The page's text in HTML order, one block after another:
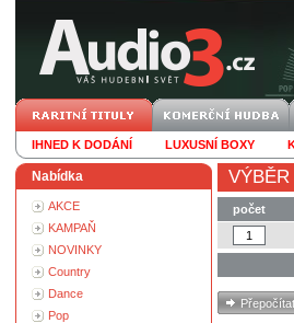
IHNED K DODÁNÍ LUXUSNÍ BOXY
Nabídka
AKCE
KAMPAŇ
NOVINKY
Country
Dance
Pop
počet